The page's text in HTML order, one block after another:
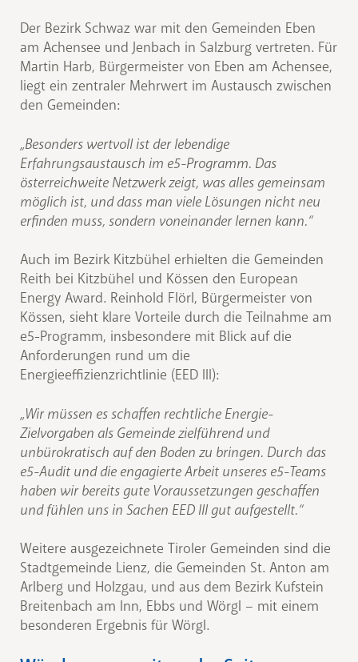
Der Bezirk Schwaz war mit den Gemeinden Eben
am Achensee und Jenbach in Salzburg vertreten. Für
Martin Harb, Bürgermeister von Eben am Achensee,
liegt ein zentraler Mehrwert im Austausch zwischen
den Gemeinden:
„Besonders wertvoll ist der lebendige
Erfahrungsaustausch im e5-Programm. Das
österreichweite Netzwerk zeigt, was alles gemeinsam
möglich ist, und dass man viele Lösungen nicht neu
erfinden muss, sondern voneinander lernen kann.“
Auch im Bezirk Kitzbühel erhielten die Gemeinden
Reith bei Kitzbühel und Kössen den European
Energy Award. Reinhold Flörl, Bürgermeister von
Kössen, sieht klare Vorteile durch die Teilnahme am
e5-Programm, insbesondere mit Blick auf die
Anforderungen rund um die
Energieeffizienzrichtlinie (EED III):
„Wir müssen es schaffen rechtliche Energie-
Zielvorgaben als Gemeinde zielführend und
unbürokratisch auf den Boden zu bringen. Durch das
e5-Audit und die engagierte Arbeit unseres e5-Teams
haben wir bereits gute Voraussetzungen geschaffen
und fühlen uns in Sachen EED III gut aufgestellt.“
Weitere ausgezeichnete Tiroler Gemeinden sind die
Stadtgemeinde Lienz, die Gemeinden St. Anton am
Arlberg und Holzgau, und aus dem Bezirk Kufstein
Breitenbach am Inn, Ebbs und Wörgl – mit einem
besonderen Ergebnis für Wörgl.